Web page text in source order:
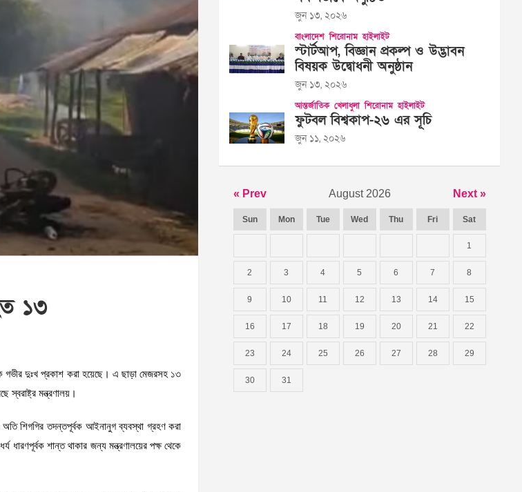
১৩
গভীর দুঃখ প্রকাশ করা হয়েছে। এ ছাড়া মেজরসহ ১৩
মন্ত্রণালয়।
অতি শিগগির তদন্তপূর্বক আইনানুগ ব্যবস্থা গ্রহণ করা
ধারণপূর্বক শান্ত থাকার জন্য মন্ত্রণালয়ের পক্ষ থেকে
জুন ১৩, ২০২৬
বাংলাদেশ শিরোনাম হাইলাইট
স্টার্টআপ, বিজ্ঞান প্রকল্প ও উদ্ভাবন
বিষয়ক উদ্বোধনী অনুষ্ঠান
জুন ১৩, ২০২৬
আন্তর্জাতিক খেলাধুলা শিরোনাম হাইলাইট
ফুটবল বিশ্বকাপ-২৬ এর সূচি
জুন ১১, ২০২৬
« Prev August 2026 Next »
Sun Mon Tue Wed Thu Fri Sat
1
2 3 4 5 6 7 8
9 10 11 12 13 14 15
16 17 18 19 20 21 22
23 24 25 26 27 28 29
30 31